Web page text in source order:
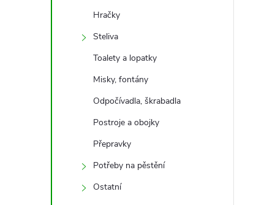
Hračky
Steliva
Toalety a lopatky
Misky, fontány
Odpočívadla, škrabadla
Postroje a obojky
Přepravky
Potřeby na pěstění
Ostatní